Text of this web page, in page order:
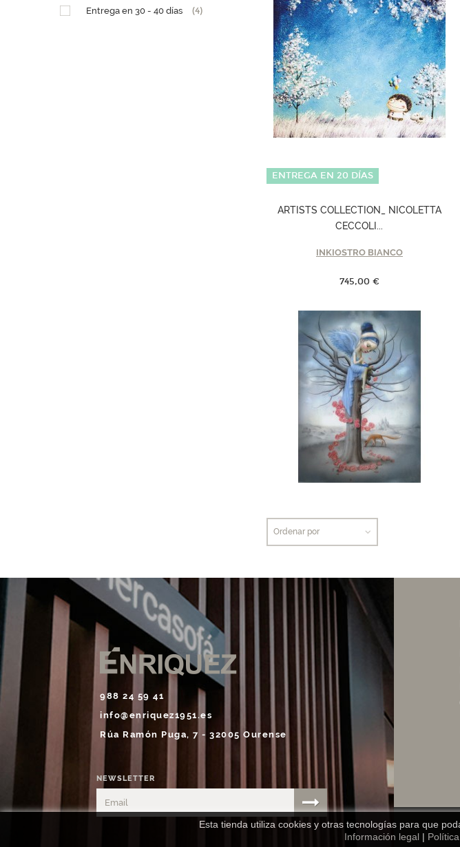
Entrega en 30 - 40 días (4)
ENTREGA EN 20 DÍAS
ARTISTS COLLECTION_ NICOLETTA
CECCOLI...
INKIOSTRO BIANCO
745,00 €
Ordenar por
988 24 59 41
info@enriquez1951.es
Rúa Ramón Puga, 7 - 32005 Ourense
NEWSLETTER
Esta tienda utiliza cookies y otras tecnologías para que
Información legal |